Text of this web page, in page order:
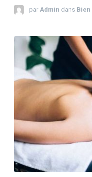
par Admin dans Bien